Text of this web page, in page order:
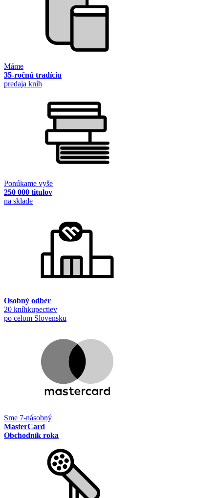
Máme
35-ročnú tradíciu
predaja kníh
Ponúkame vyše
250 000 titulov
na sklade
Osobný odber
20 kníhkupectiev
po celom Slovensku
Sme 7-násobný
MasterCard
Obchodník roka